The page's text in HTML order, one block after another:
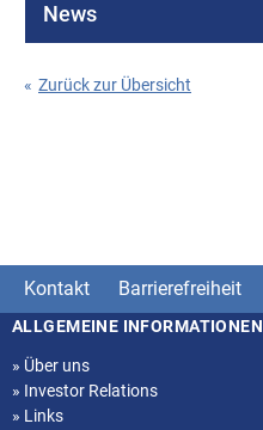
News
« Zurück zur Übersicht
Kontakt Barrierefreiheit
Seitenstruktur
ALLGEMEINE INFORMATIONEN
» Über uns
» Investor Relations
» Links